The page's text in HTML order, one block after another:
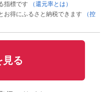
指標です
（還元率とは）
得にふるさと納税できます
（控
見る